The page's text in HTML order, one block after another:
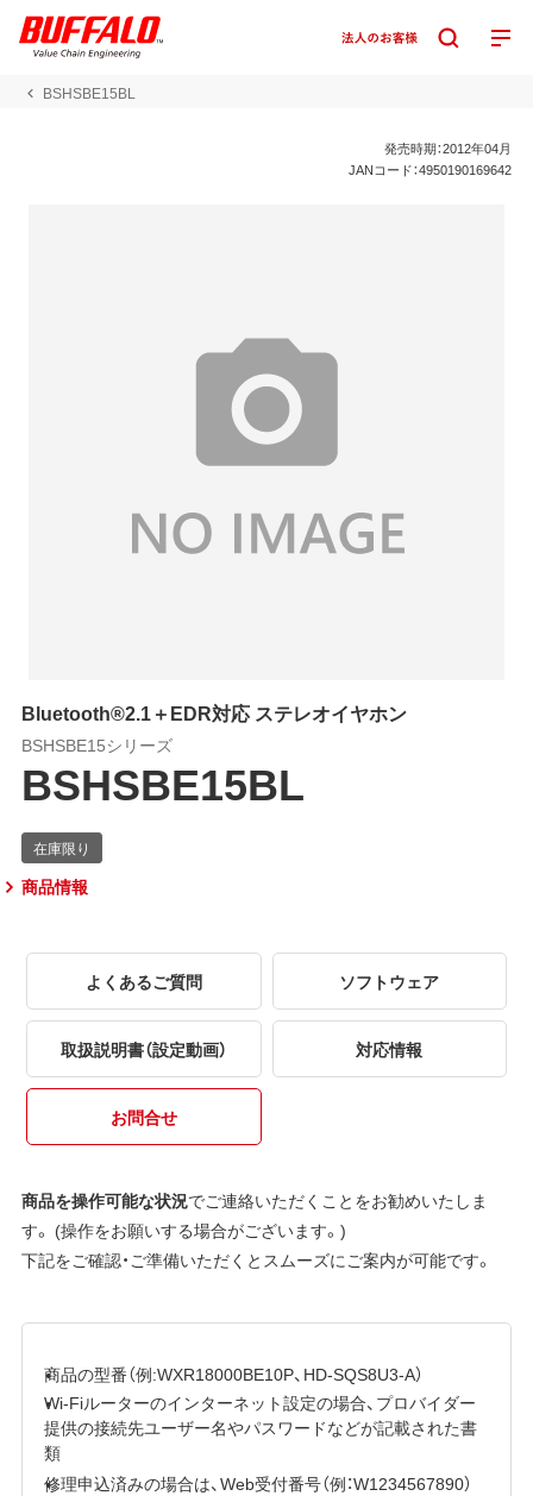
BSHSBE15BL
発売時期：2012年04月
JANコード：4950190169642
Bluetooth®2.1＋EDR対応 ステレオイヤホン
BSHSBE15シリーズ
BSHSBE15BL
商品情報
よくあるご質問 ソフトウェア
取扱説明書（設定動画） 対応情報
お問合せ
商品を操作可能な状況でご連絡いただくことをお勧めいたしま
す。 (操作をお願いする場合がございます。)
下記をご確認・ご準備いただくとスムーズにご案内が可能です。
商品の型番（例:WXR18000BE10P、HD-SQS8U3-A）
Wi-Fiルーターのインターネット設定の場合、プロバイダー
提供の接続先ユーザー名やパスワードなどが記載された書
類
修理申込済みの場合は、Web受付番号（例：W1234567890）